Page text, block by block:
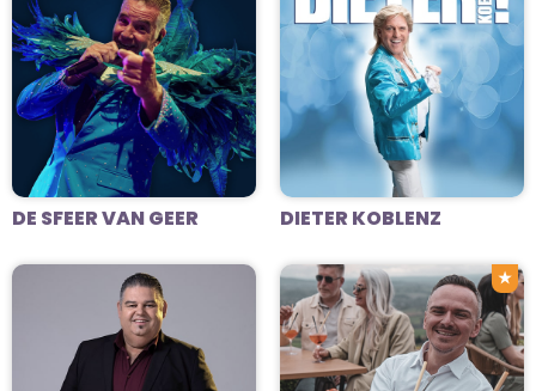
DE SFEER VAN GEER DIETER KOBLENZ
★